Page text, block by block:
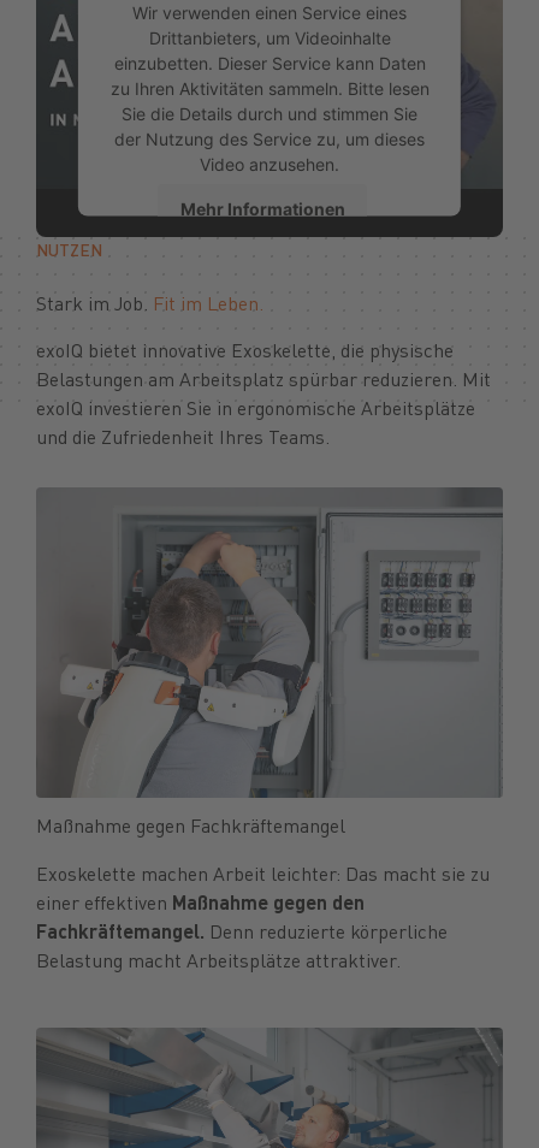
Wir verwenden einen Service eines
Drittanbieters, um Videoinhalte
einzubetten. Dieser Service kann Daten
zu Ihren Aktivitäten sammeln. Bitte lesen
Sie die Details durch und stimmen Sie
der Nutzung des Service zu, um dieses
Video anzusehen.
Mehr Informationen
NUTZEN
Stark im Job. Fit im Leben.
exoIQ bietet innovative Exoskelette, die physische
Belastungen am Arbeitsplatz spürbar reduzieren. Mit
exoIQ investieren Sie in ergonomische Arbeitsplätze
und die Zufriedenheit Ihres Teams.
Maßnahme gegen Fachkräftemangel
Exoskelette machen Arbeit leichter: Das macht sie zu
einer effektiven Maßnahme gegen den
Fachkräftemangel.
Denn reduzierte körperliche
Belastung macht Arbeitsplätze attraktiver.